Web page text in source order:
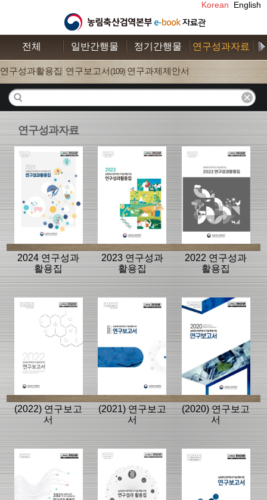
Korean English
전체 일반간행물 정기간행물 연구성과자료
연구성과활용집 (26)
연구보고서 (109) 연구과제제안서
연구성과자료
2024 연구성과
활용집
2023 연구성과
활용집
2022 연구성과
활용집
(2022) 연구보고
서
(2021) 연구보고
서
(2020) 연구보고
서